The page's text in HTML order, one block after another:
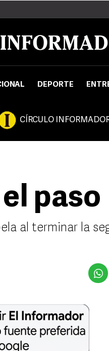
DEPORTE
CÍRCULO
paso
al terminar la